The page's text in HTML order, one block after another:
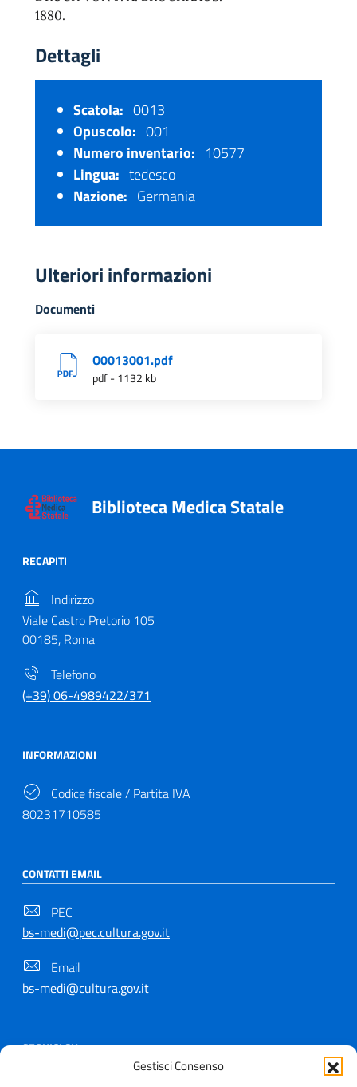
Gestisci Consenso
1880.
Dettagli
Scatola: 0013
Opuscolo: 001
Numero inventario: 10577
Lingua: tedesco
Nazione: Germania
Ulteriori informazioni
Documenti
O0013001.pdf
pdf - 1132 kb
Biblioteca Medica Statale
RECAPITI
Indirizzo
Viale Castro Pretorio 105
00185, Roma
Telefono
(+39) 06-4989422/371
INFORMAZIONI
Codice fiscale / Partita IVA
80231710585
CONTATTI EMAIL
PEC
bs-medi@pec.cultura.gov.it
Email
bs-medi@cultura.gov.it
SEGUICI SU